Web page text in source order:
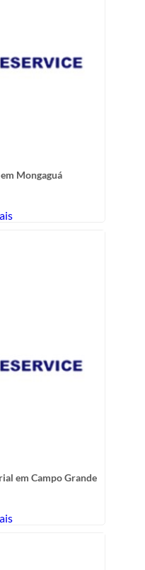
Mongaguá
em Campo Grande